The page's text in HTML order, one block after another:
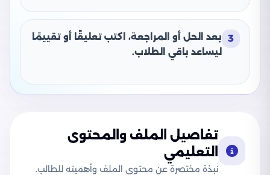
3
بعد الحل أو المراجعة، اكتب تعليقًا أو تقييمًا
ليساعد باقي الطلاب.
تفاصيل الملف والمحتوى
التعليمي
نبذة مختصرة عن محتوى الملف وأهميته للطالب.